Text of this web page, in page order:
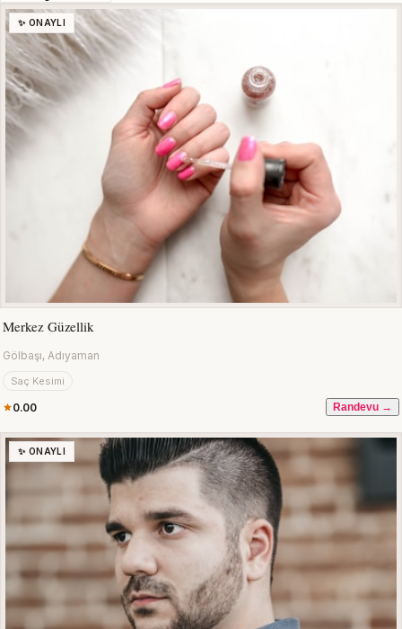
✨ ONAYLI
Merkez Güzellik
Gölbaşı, Adıyaman
Saç Kesimi
0.00 Randevu →
✨ ONAYLI